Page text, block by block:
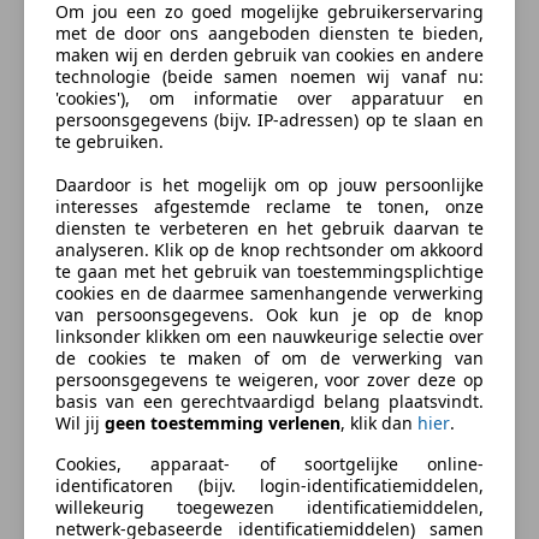
Financial lease en financiering tegen gunstige
tarieven is mogelijk, bel of mail voor de
mogelijkheden.
Eenvoudig zelf uw financiering aanvragen via onze
eigen site.
Inruil van uw huidige auto is mogelijk. Wij nemen uw
inruil voorstel uitsluitend in behandeling als u de
foto's + een prijsindicatie stuurt. Dit kan zowel mobiel
(whatsapp) als via de Marktplaats chat.
LET OP: Bij ons is pinnen niet mogelijk. Betaling dient
te worden gedaan via bankoverschrijving. Controleer
vooraf uw betaallimiet en verhoog deze indien nodig
minimaal 4 uur vóór uw bezoek, zodat de betaling
Autobedrijf Website
Inkoop/Verkoop
Gesloten
Opent om 9:30 za.
De Wiede Akker 7,
7961 ED RUINERWOLD, NL
Contact
Niek Drost
Something went wrong
We're sorry, but something unexpected
happened. Please try again or refresh the page.
Try Again
Om jou een zo goed mogelijke gebruikerservaring
met de door ons aangeboden diensten te bieden,
maken wij en derden gebruik van cookies en andere
technologie (beide samen noemen wij vanaf nu:
'cookies'), om informatie over apparatuur en
persoonsgegevens (bijv. IP-adressen) op te slaan en
te gebruiken.
Daardoor is het mogelijk om op jouw persoonlijke
interesses afgestemde reclame te tonen, onze
diensten te verbeteren en het gebruik daarvan te
analyseren. Klik op de knop rechtsonder om akkoord
te gaan met het gebruik van toestemmingsplichtige
cookies en de daarmee samenhangende verwerking
van persoonsgegevens. Ook kun je op de knop
linksonder klikken om een nauwkeurige selectie over
de cookies te maken of om de verwerking van
persoonsgegevens te weigeren, voor zover deze op
basis van een gerechtvaardigd belang plaatsvindt.
Wil jij geen toestemming verlenen, klik dan hier.
Cookies, apparaat- of soortgelijke online-
identificatoren (bijv. login-identificatiemiddelen,
willekeurig toegewezen identificatiemiddelen,
netwerk-gebaseerde identificatiemiddelen) samen